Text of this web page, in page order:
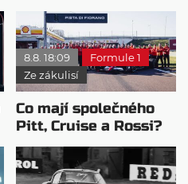
8.8. 18:09
Formule 1
Ze zákulisí
Co mají společného
Pitt, Cruise a Rossi?
Všichni řídili
monopost F1